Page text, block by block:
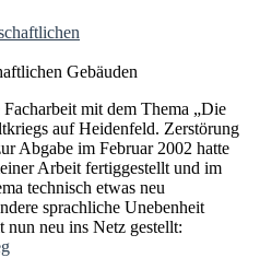
Gebäuden
mit dem Thema „Die
auf Heidenfeld. Zerstörung
Abgabe im Februar 2002 hatte
Arbeit fertiggestellt und im
technisch etwas neu
sprachliche Unebenheit
nun neu ins Netz gestellt: